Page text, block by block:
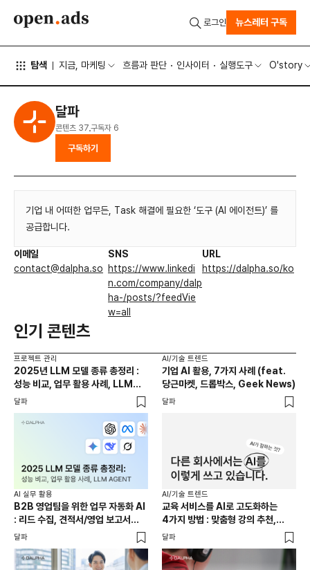
탐색 지금, 마케팅 흐름과 판단 인사이터 실행도구 O'story
로그인 뉴스레터 구독
달파
콘텐츠 37 구독자 6
구독하기
기업 내 어떠한 업무든, Task 해결에 필요한 ‘도구 (AI 에이전트)’ 를
공급합니다.
이메일
contact@dalpha.so
SNS
https://www.linkedi
n.com/company/dalp
ha-/posts/?feedVie
w=all
URL
https://dalpha.so/ko
인기 콘텐츠
프로젝트 관리
2025년 LLM 모델 종류 총정리 :
성능 비교, 업무 활용 사례, LLM
AGENT
달파
AI/기술 트렌드
기업 AI 활용, 7가지 사례 (feat.
당근마켓, 드롭박스, Geek News)
달파
AI 실무 활용
B2B 영업팀을 위한 업무 자동화 AI
: 리드 수집, 견적서/영업 보고서
작성, 영업 데이터 기록/관리
달파
AI/기술 트렌드
교육 서비스를 AI로 고도화하는
4가지 방법 : 맞춤형 강의 추천,
튜터링 챗봇, 역량 평가, 교육과정
달파